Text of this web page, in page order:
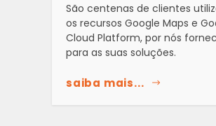
São centenas de clientes
os recursos Google Maps e
Cloud Platform, por nós
para as suas soluções.
saiba mais...